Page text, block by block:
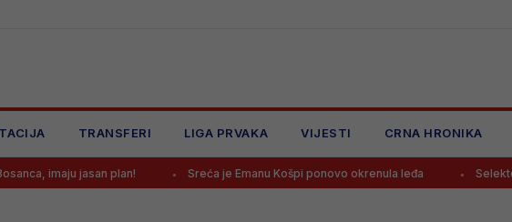
TRANSFERI LIGA PRVAKA VIJESTI CRNA HRONIKA
jasan plan! Sreća je Emanu Košpi ponovo okrenula leđa Selektor Švedske